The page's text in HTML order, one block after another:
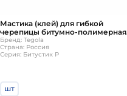
Мастика (клей) для гибкой
черепицы битумно-полимерная
0,31л Tegola Битустик Р
Бренд: Tegola
Страна: Россия
Серия: Битустик Р
шт